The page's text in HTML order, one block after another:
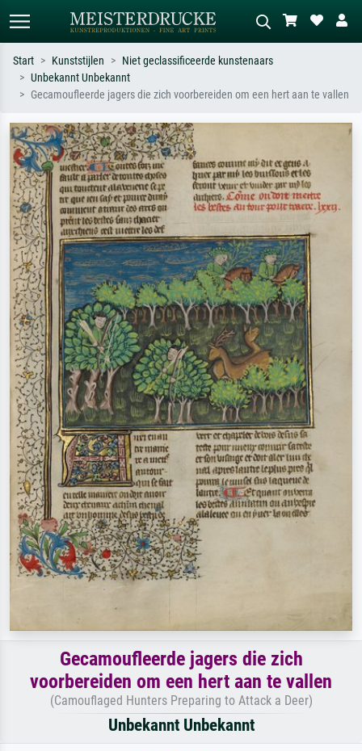
Standaard zoeken AI-beeldzoeker
Monet, Sterrennacht, impressionisme,
Hokusai-golf, naakt.
weide, abstract met veel rood, donker
olieverfschilderij, staand naakt naast
een boom.
Start Kunststijlen
Niet geclassificeerde kunstenaars
Unbekannt Unbekannt
Gecamoufleerde jagers die zich voorbereiden om een hert aan te vallen
Gecamoufleerde jagers die zich
voorbereiden om een hert aan te vallen
(Camouflaged Hunters Preparing to Attack a Deer)
Unbekannt Unbekannt